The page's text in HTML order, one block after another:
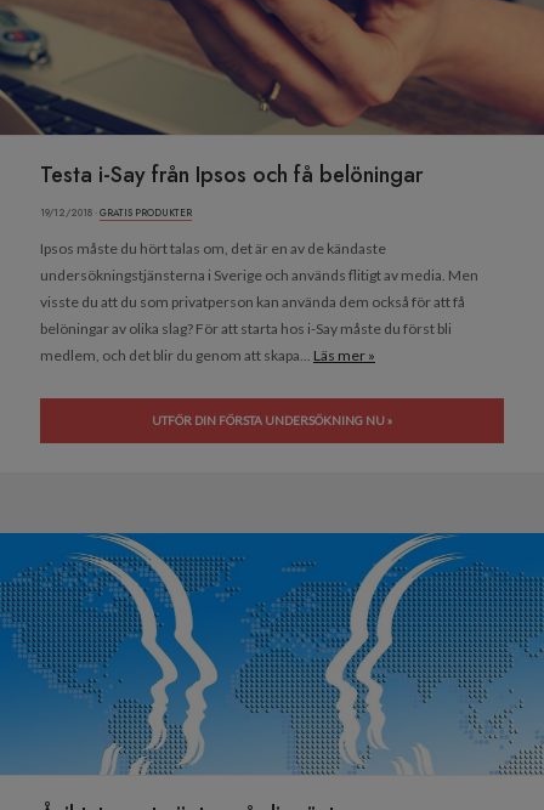
Testa i-Say från Ipsos och få belöningar
19/12/2018 ·GRATIS PRODUKTER
Ipsos måste du hört talas om, det är en av de kändaste
undersökningstjänsterna i Sverige och används flitigt av media. Men
visste du att du som privatperson kan använda dem också för att få
belöningar av olika slag? För att starta hos i-Say måste du först bli
medlem, och det blir du genom att skapa... Läs mer »
UTFÖR DIN FÖRSTA UNDERSÖKNING NU »